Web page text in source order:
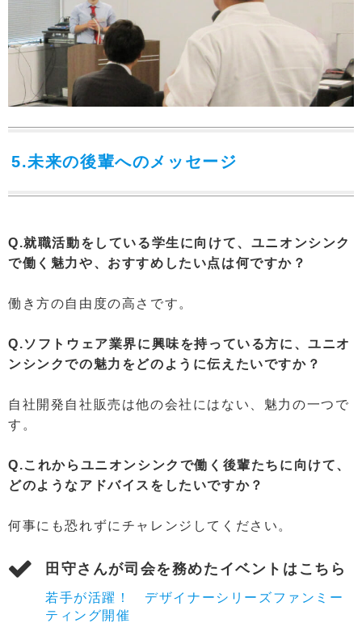
5.未来の後輩へのメッセージ
Q.就職活動をしている学生に向けて、ユニオンシンク
で働く魅力や、おすすめしたい点は何ですか？
働き方の自由度の高さです。
Q.ソフトウェア業界に興味を持っている方に、ユニオ
ンシンクでの魅力をどのように伝えたいですか？
自社開発自社販売は他の会社にはない、魅力の一つで
す。
Q.これからユニオンシンクで働く後輩たちに向けて、
どのようなアドバイスをしたいですか？
何事にも恐れずにチャレンジしてください。
田守さんが司会を務めたイベントはこちら
若手が活躍！ デザイナーシリーズファンミー
ティング開催